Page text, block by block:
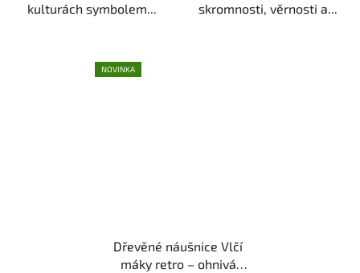
kulturách symbolem...
skromnosti, věrnosti a...
NOVINKA
Dřevěné náušnice Vlčí
máky retro – ohnivá